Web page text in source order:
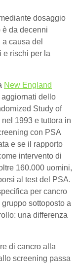
dosaggio
è da decenni
causa del
e rischi per la
New England
dello
Study of
1993 e tuttora in
con PSA
e se il rapporto
intervento di
160.000 uomini,
al test del PSA.
per cancro
sottoposto a
una differenza
di cancro alla
screening passa